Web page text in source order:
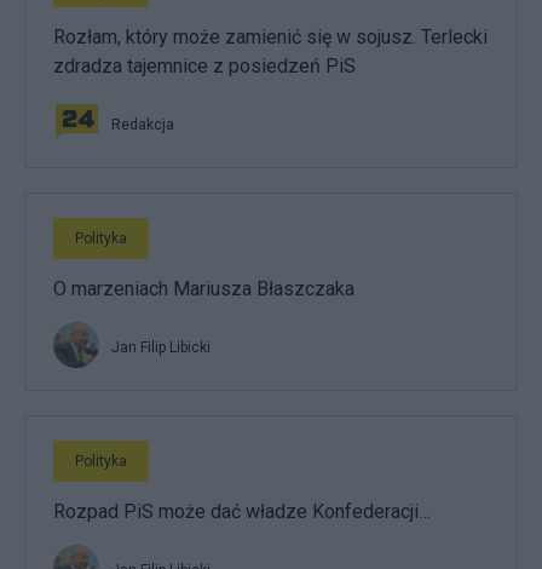
Rozłam, który może zamienić się w sojusz. Terlecki
zdradza tajemnice z posiedzeń PiS
Redakcja
Polityka
O marzeniach Mariusza Błaszczaka
Jan Filip Libicki
Polityka
Rozpad PiS może dać władze Konfederacji…